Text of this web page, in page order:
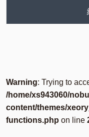
Warning: Trying to
/home/xs943060/
content/themes/
functions.php on line